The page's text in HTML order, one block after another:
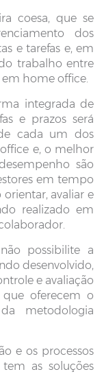
coesa, que se
dos
e tarefas e, em
trabalho entre
home office.
integrada de
e prazos será
cada um dos
e, o melhor
são
em tempo
orientar, avaliar e
realizado em
possibilite a
desenvolvido,
e avaliação
que oferecem o
metodologia
e os processos
as soluções